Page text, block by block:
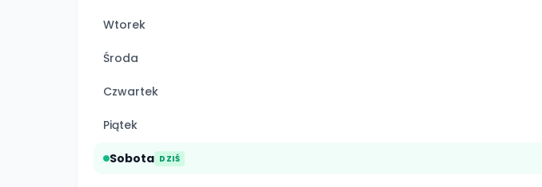
Wtorek
Środa
Czwartek
Piątek
Sobota DZIŚ